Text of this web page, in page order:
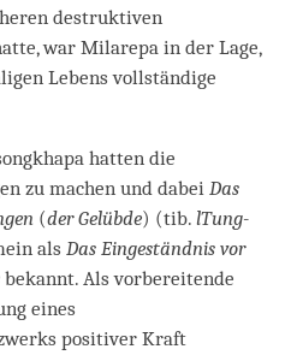
destruktiven
war Milarepa in der Lage,
Lebens vollständige
hatten die
zu machen und dabei Das
(der Gelübde) (tib. lTung-
als Das Eingeständnis vor
bekannt. Als vorbereitende
eines
positiver Kraft